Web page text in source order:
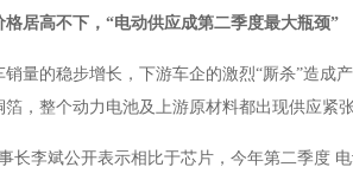
居高不下，“电动供应成第二季度最大瓶颈”
量的稳步增长，下游车企的激烈“厮杀”造成
，整个动力电池及上游原材料都出现供应紧张
长李斌公开表示相比于芯片，今年第二季度